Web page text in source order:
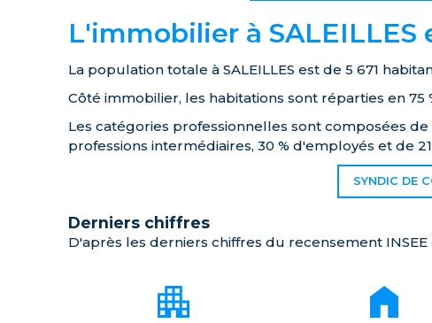
L'immobilier à
La population totale à SALEILLES est de 5 671
Côté immobilier, les habitations sont réparties en 75
Les catégories professionnelles sont composées de
professions intermédiaires, 30 % d'employés et de
SYNDIC DE
Derniers chiffres
D'après les derniers chiffres du recensement INSEE